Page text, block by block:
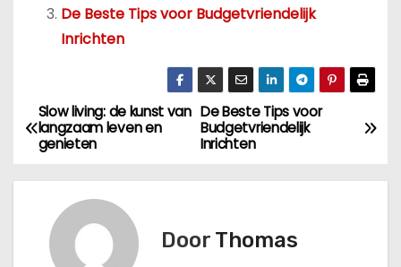
De Beste Tips voor Budgetvriendelijk
Inrichten
B
e
De Beste Tips voor
Budgetvriendelijk
Inrichten
Slow living: de kunst van
langzaam leven en
genieten
Door Thomas